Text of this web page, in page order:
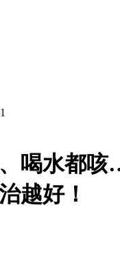
喝水都
越好！